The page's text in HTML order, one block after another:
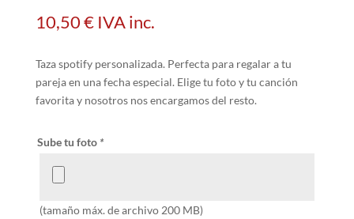
10,50€ IVA inc.
Taza spotify personalizada. Perfecta para regalar a tu
pareja en una fecha especial. Elige tu foto y tu canción
favorita y nosotros nos encargamos del resto.
Sube tu foto *
(tamaño máx. de archivo 200 MB)